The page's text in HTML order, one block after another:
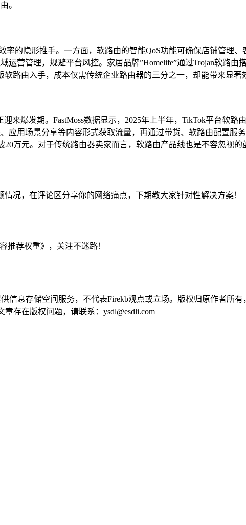
。
率的隐形推手。一方面，软路由的智能QoS功能可确保店铺管理
营管理，规避平台风控。家居品牌”Homelife”通过Trojan软路
路由入手，成本仅需传统企业路由器的三分之一，却能带来显著
来爆发期。FastMoss数据显示，2025年上半年，TikTok平台软
应用场景分享等内容形式获取流量，再通过带货、软路由配置服
万元。对于传统路由器卖家而言，软路由产品线也是不容忽视的
况，在评论区分享你的网络痛点，下期教大家针对性解决方案！
推荐权重》，关注不迷路！
信息存储空间服务，不代表Firekb观点或立场。版权归原作者所
存在版权问题，请联系：ysdl@esdli.com